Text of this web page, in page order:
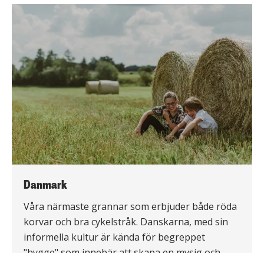
Danmark
Våra närmaste grannar som erbjuder både röda
korvar och bra cykelstråk. Danskarna, med sin
informella kultur är kända för begreppet